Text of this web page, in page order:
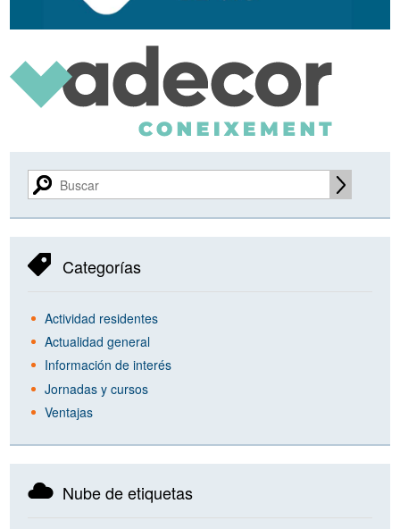
Categorías
Actividad residentes
Actualidad general
Información de interés
Jornadas y cursos
Ventajas
Nube de etiquetas